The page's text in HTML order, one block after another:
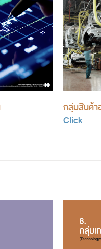
กลุ่มสินค้า
Click